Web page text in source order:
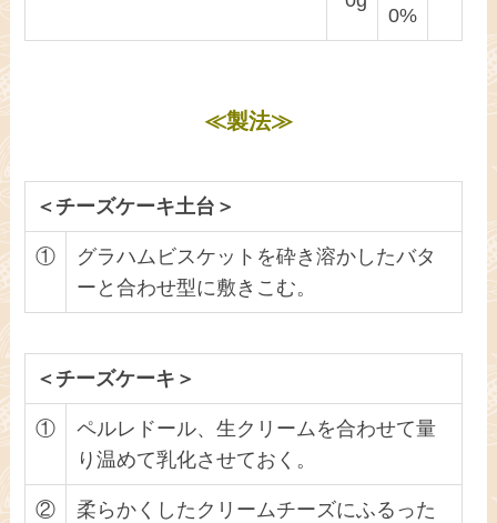
0%
≪製法≫
＜チーズケーキ土台＞
①
グラハムビスケットを砕き溶かしたバタ
ーと合わせ型に敷きこむ。
＜チーズケーキ＞
①
ペルレドール、生クリームを合わせて量
り温めて乳化させておく。
② 柔らかくしたクリームチーズにふるった